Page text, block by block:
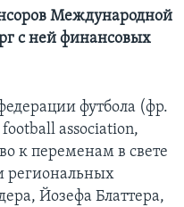
Международной
с ней финансовых
футбола (фр.
association,
к переменам в свете
региональных
Йозефа Блаттера,